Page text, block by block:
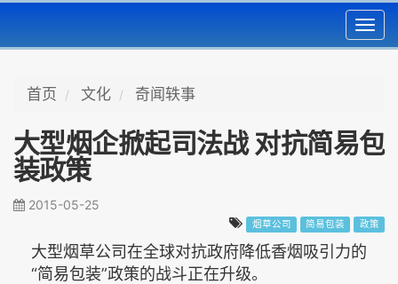
首页 文化 奇闻轶事
大型烟企掀起司法战 对抗简易包
装政策
2015-05-25
烟草公司 简易包装 政策
大型烟草公司在全球对抗政府降低香烟吸引力的
“简易包装”政策的战斗正在升级。